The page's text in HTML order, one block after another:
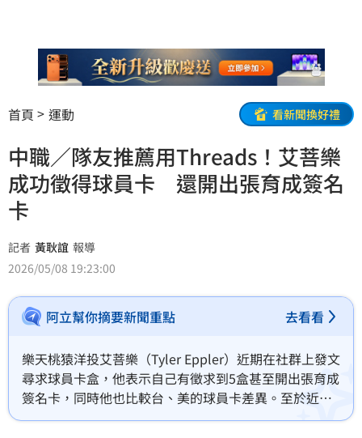
首頁 運動 看新聞換好禮
中職／隊友推薦用Threads！艾菩樂
成功徵得球員卡 還開出張育成簽名
卡
記者 黃耿誼 報導
2026/05/08 19:23:00
阿立幫你摘要新聞重點 去看看
樂天桃猿洋投艾菩樂（Tyler Eppler）近期在社群上發文
尋求球員卡盒，他表示自己有徵求到5盒甚至開出張育成
簽名卡，同時他也比較台、美的球員卡差異。至於近期
開始在社群Threads上發文的艾菩樂，也透露其實是隊